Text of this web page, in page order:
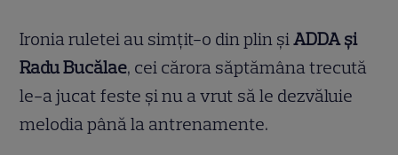
Ironia ruletei au simţit-o din plin şiADDA şi
Radu Bucălae, cei cărora săptămâna trecută
le-a jucat feste şi nu a vrut să le dezvăluie
melodia până la antrenamente.